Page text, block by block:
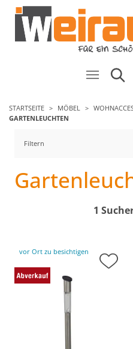
STARTSEITE MÖBEL
GARTENLEUCHTEN
Filtern
1
vor Ort zu besichtigen